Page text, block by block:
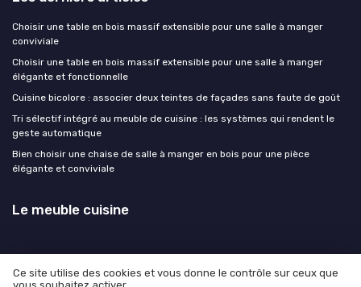
Choisir une table en bois massif extensible pour une salle à manger
conviviale
Choisir une table en bois massif extensible pour une salle à manger
élégante et fonctionnelle
Cuisine bicolore : associer deux teintes de façades sans faute de goût
Tri sélectif intégré au meuble de cuisine : les systèmes qui rendent le
geste automatique
Bien choisir une chaise de salle à manger en bois pour une pièce
élégante et conviviale
Le meuble cuisine
Ce site utilise des cookies et vous donne le contrôle sur ceux que